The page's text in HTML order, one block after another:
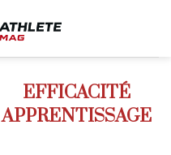
EFFICACITÉ
APPRENTISSAGE